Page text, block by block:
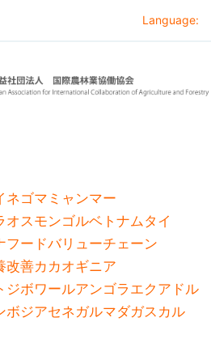
to
to
Language:
ネゴマ ミャンマー
オスモンゴルベトナムタイ
フードバリューチェーン
改善カカオギニア
ジボワールアンゴラ エクアドル
ボジアセネガルマダガスカル